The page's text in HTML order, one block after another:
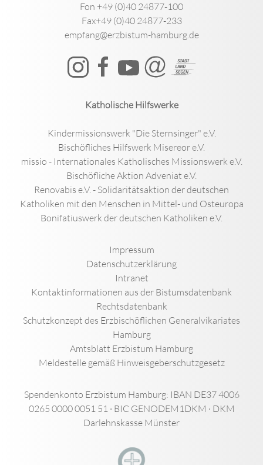
Fon +49 (0)40 24877-100
Fax+49 (0)40 24877-233
empfang@erzbistum-hamburg.de
Katholische Hilfswerke
Kindermissionswerk "Die Sternsinger" e.V.
Bischöfliches Hilfswerk Misereor e.V.
missio - Internationales Katholisches Missionswerk e.V.
Bischöfliche Aktion Adveniat e.V.
Renovabis e.V. - Solidaritätsaktion der deutschen
Katholiken mit den Menschen in Mittel- und Osteuropa
Bonifatiuswerk der deutschen Katholiken e.V.
Impressum
Datenschutzerklärung
Intranet
Kontaktinformationen aus der Bistumsdatenbank
Rechtsdatenbank
Schutzkonzept des Erzbischöflichen Generalvikariates
Hamburg
Amtsblatt Erzbistum Hamburg
Meldestelle gemäß Hinweisgeberschutzgesetz
Spendenkonto Erzbistum Hamburg: IBAN DE37 4006
0265 0000 0051 51 · BIC GENODEM1DKM · DKM
Darlehnskasse Münster